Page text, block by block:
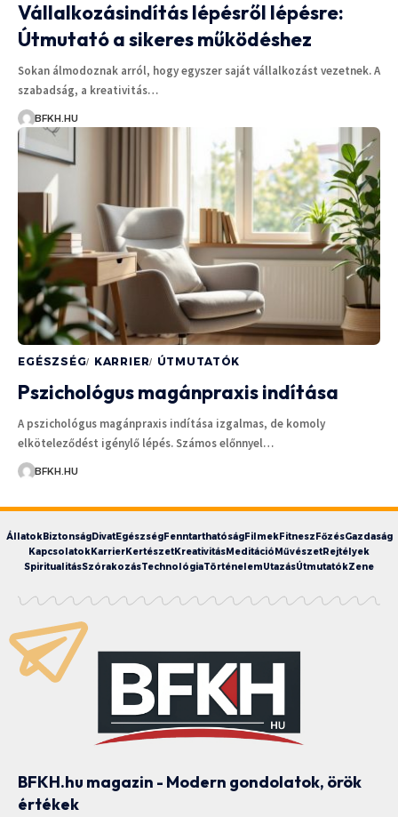
Vállalkozásindítás lépésről lépésre:
Útmutató a sikeres működéshez
Sokan álmodoznak arról, hogy egyszer saját vállalkozást vezetnek. A
szabadság, a kreativitás…
BFKH.HU
EGÉSZSÉG KARRIER ÚTMUTATÓK
Pszichológus magánpraxis indítása
A pszichológus magánpraxis indítása izgalmas, de komoly
elköteleződést igénylő lépés. Számos előnnyel…
BFKH.HU
ÁllatokBiztonságDivatEgészségFenntarthatóságFilmekFitneszFőzésGazdaság
KapcsolatokKarrierKertészetKreativitásMeditációMűvészetRejtélyek
SpiritualitásSzórakozásTechnológiaTörténelemUtazásÚtmutatókZene
BFKH.hu magazin - Modern gondolatok, örök
értékek